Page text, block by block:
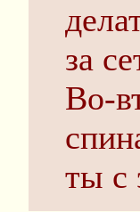
за
Во-
ты с